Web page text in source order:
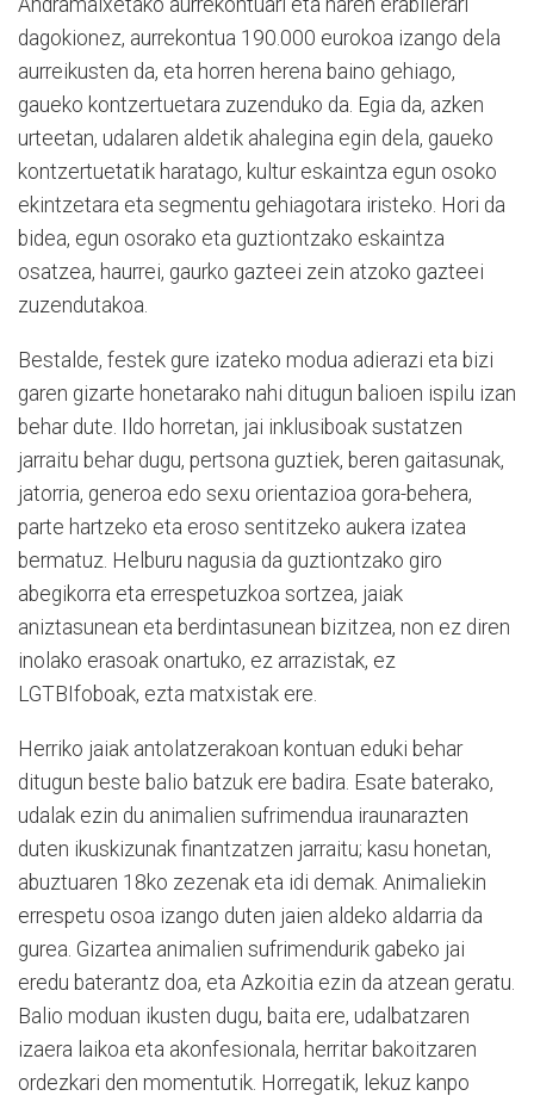
Andramaixetako aurrekontuari eta haren erabilerari
dagokionez, aurrekontua 190.000 eurokoa izango dela
aurreikusten da, eta horren herena baino gehiago,
gaueko kontzertuetara zuzenduko da. Egia da, azken
urteetan, udalaren aldetik ahalegina egin dela, gaueko
kontzertuetatik haratago, kultur eskaintza egun osoko
ekintzetara eta segmentu gehiagotara iristeko. Hori da
bidea, egun osorako eta guztiontzako eskaintza
osatzea, haurrei, gaurko gazteei zein atzoko gazteei
zuzendutakoa.
Bestalde, festek gure izateko modua adierazi eta bizi
garen gizarte honetarako nahi ditugun balioen ispilu izan
behar dute. Ildo horretan, jai inklusiboak sustatzen
jarraitu behar dugu, pertsona guztiek, beren gaitasunak,
jatorria, generoa edo sexu orientazioa gora-behera,
parte hartzeko eta eroso sentitzeko aukera izatea
bermatuz. Helburu nagusia da guztiontzako giro
abegikorra eta errespetuzkoa sortzea, jaiak
aniztasunean eta berdintasunean bizitzea, non ez diren
inolako erasoak onartuko, ez arrazistak, ez
LGTBIfoboak, ezta matxistak ere.
Herriko jaiak antolatzerakoan kontuan eduki behar
ditugun beste balio batzuk ere badira. Esate baterako,
udalak ezin du animalien sufrimendua iraunarazten
duten ikuskizunak finantzatzen jarraitu; kasu honetan,
abuztuaren 18ko zezenak eta idi demak. Animaliekin
errespetu osoa izango duten jaien aldeko aldarria da
gurea. Gizartea animalien sufrimendurik gabeko jai
eredu baterantz doa, eta Azkoitia ezin da atzean geratu.
Balio moduan ikusten dugu, baita ere, udalbatzaren
izaera laikoa eta akonfesionala, herritar bakoitzaren
ordezkari den momentutik. Horregatik, lekuz kanpo